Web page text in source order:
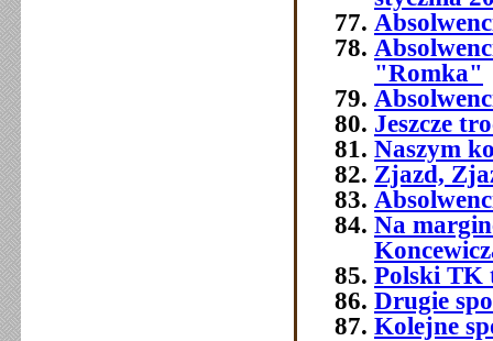
"Romka"
Jeszcze
Naszym
Zjazd,
Na
Polski TK
Drugie
Kolejne